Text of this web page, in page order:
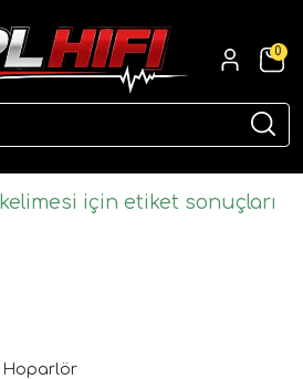
0
için etiket sonuçları
Hoparlör